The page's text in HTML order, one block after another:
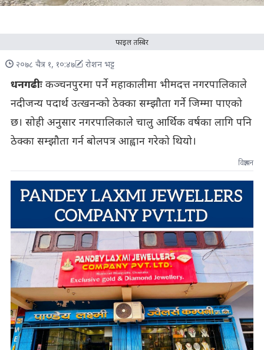
फाइल तस्बिर
२०७८ चैत्र १, १०:४७ रोशन भट्ट
धनगढीःकञ्चनपुरमा पर्ने महाकालीमा भीमदत्त नगरपालिकाले
नदीजन्य पदार्थ उत्खनन्को ठेक्का सम्झौता गर्ने जिम्मा पाएको
छ। सोही अनुसार नगरपालिकाले चालु आर्थिक वर्षका लागि पनि
ठेक्का सम्झौता गर्न बोलपत्र आह्वान गरेको थियो।
विज्ञापन